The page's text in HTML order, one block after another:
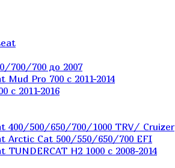
700/700 до 2007
Pro 700 с 2011-2014
c 2011-2016
400/500/650/700/1000 TRV/ Cruizer
Arctic Cat 500/550/650/700 EFI
H2 1000 c 2008-2014